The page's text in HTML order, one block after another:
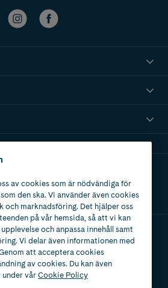
av cookies som är nödvändiga för
den ska. Vi använder även cookies
marknadsföring. Det hjälper oss
på vår hemsida, så att vi kan
och anpassa innehåll samt
Vi delar även informationen med
att acceptera cookies
av cookies. Du kan även
under vårCookie Policy